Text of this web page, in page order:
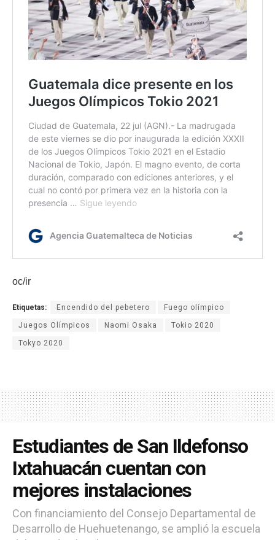
oc/ir
Etiquetas: Encendido del pebetero Fuego olímpico
Juegos Olímpicos Naomi Osaka Tokio 2020
Tokyo 2020
Estudiantes de San Ildefonso
Ixtahuacán cuentan con
mejores instalaciones
Con financiamiento del Consejo Departamental de
Desarrollo de Huehuetenango, se amplió la escuela